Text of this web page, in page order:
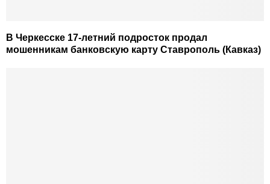
В Черкесске 17-летний подросток продал
мошенникам банковскую карту Ставрополь (Кавказ)